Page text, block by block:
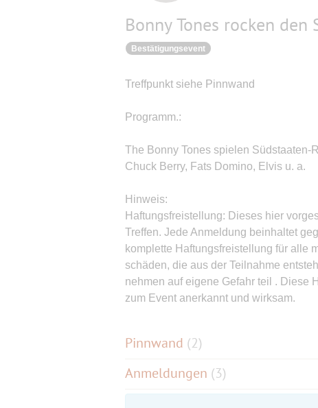
Bonny Tones rocken den
Bestätigungsevent
Treffpunkt siehe Pinnwand
Programm.:
The Bonny Tones spielen Südstaaten-
Chuck Berry, Fats Domino, Elvis u. a.
Hinweis:
Haftungsfreistellung: Dieses hier
Treffen. Jede Anmeldung beinhaltet
komplette Haftungsfreistellung für alle
schäden, die aus der Teilnahme
nehmen auf eigene Gefahr teil . Diese
zum Event anerkannt und wirksam.
Pinnwand (2)
Anmeldungen (3)